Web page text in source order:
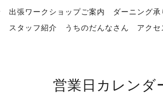
出張ワークショップご案内 ダーニング承
スタッフ紹介 うちのだんなさん アクセ
営業日カレンダ